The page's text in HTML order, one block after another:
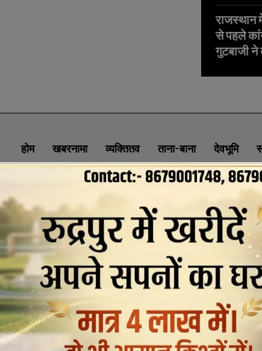
राजस्थान
से पहले
गुटबाजी ने
होम खबरनामा व्यक्तितव ताना-बाना देवभूमि
ABOUT CONTACT
CONTACT INFORMATION